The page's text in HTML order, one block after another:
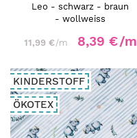
Leo - schwarz - braun
- wollweiss
11,99 €/m 8,39 €/m
KINDERSTOFF
ÖKOTEX